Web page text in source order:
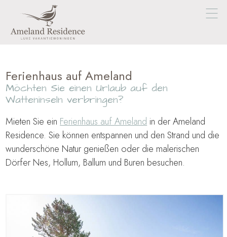
Ferienhaus auf Ameland
Möchten Sie einen Urlaub auf den
Watteninseln verbringen?
Mieten Sie ein Ferienhaus auf Ameland in der Ameland
Residence. Sie können entspannen und den Strand und die
wunderschöne Natur genießen oder die malerischen
Dörfer Nes, Hollum, Ballum und Buren besuchen.